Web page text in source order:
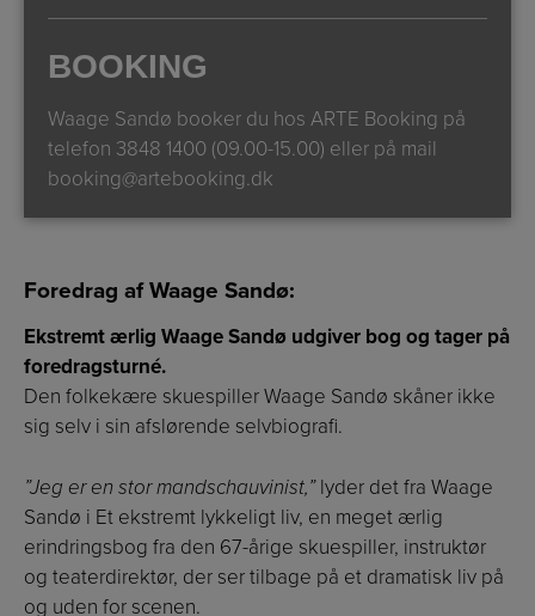
BOOKING
Waage Sandø booker du hos ARTE Booking på
telefon 3848 1400 (09.00-15.00) eller på mail
booking@artebooking.dk
Foredrag af Waage Sandø:
Ekstremt ærlig Waage Sandø udgiver bog og tager på
foredragsturné.
Den folkekære skuespiller Waage Sandø skåner ikke
sig selv i sin afslørende selvbiografi.
”Jeg er en stor mandschauvinist,”lyder det fra Waage
Sandø i Et ekstremt lykkeligt liv, en meget ærlig
erindringsbog fra den 67-årige skuespiller, instruktør
og teaterdirektør, der ser tilbage på et dramatisk liv på
og uden for scenen.